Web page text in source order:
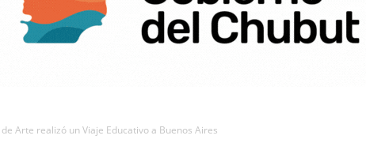
Arte realizó un Viaje Educativo a Buenos Aires